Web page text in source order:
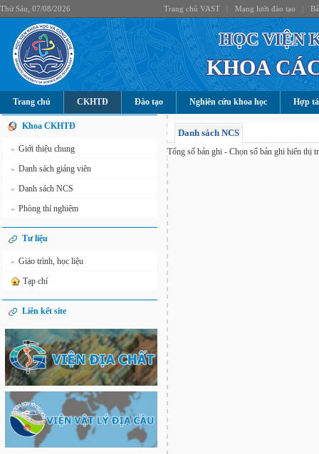
Thứ Sáu, 07/08/2026 Trang chủ VAST Mạng lưới đào tạo
HỌC VIỆN
KHOA
Trang chủ CKHTĐ Đào tạo Nghiên cứu khoa học Hợp
Khoa CKHTĐ
» Giới thiệu chung
» Danh sách giảng viên
» Danh sách NCS
» Phòng thí nghiệm
Tư liệu
» Giáo trình, học liệu
Tạp chí
Liên kết site
Danh sách NCS
Tổng số bản ghi - Chọn số bản ghi hiển thị